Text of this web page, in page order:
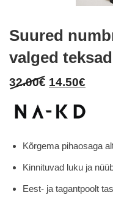
Suured
valged teksad
32.00€ Original
was:
14.50€
is:
Kõrgema pihaosaga
Kinnituvad luku ja
Eest- ja tagantpoolt